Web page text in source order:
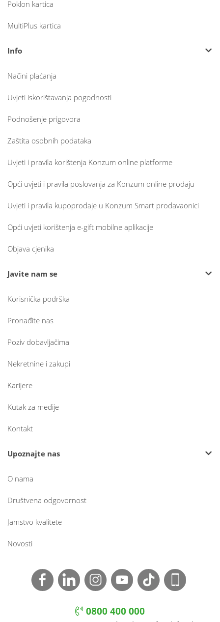
Poklon kartica
MultiPlus kartica
Info
Načini plaćanja
Uvjeti iskorištavanja pogodnosti
Podnošenje prigovora
Zaštita osobnih podataka
Uvjeti i pravila korištenja Konzum online platforme
Opći uvjeti i pravila poslovanja za Konzum online prodaju
Uvjeti i pravila kupoprodaje u Konzum Smart prodavaonici
Opći uvjeti korištenja e-gift mobilne aplikacije
Objava cjenika
Javite nam se
Korisnička podrška
Pronađite nas
Poziv dobavljačima
Nekretnine i zakupi
Karijere
Kutak za medije
Kontakt
Upoznajte nas
O nama
Društvena odgovornost
Jamstvo kvalitete
Novosti
0800 400 000